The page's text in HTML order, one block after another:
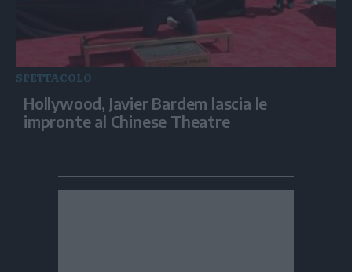
SPETTACOLO
Hollywood, Javier Bardem lascia le
impronte al Chinese Theatre